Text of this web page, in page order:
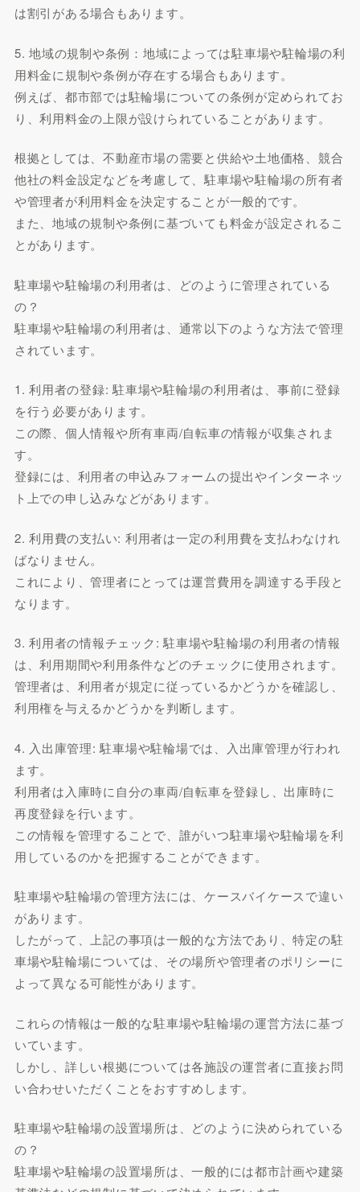
は割引がある場合もあります。
5. 地域の規制や条例：地域によっては駐車場や駐輪場の利
用料金に規制や条例が存在する場合もあります。
例えば、都市部では駐輪場についての条例が定められてお
り、利用料金の上限が設けられていることがあります。
根拠としては、不動産市場の需要と供給や土地価格、競合
他社の料金設定などを考慮して、駐車場や駐輪場の所有者
や管理者が利用料金を決定することが一般的です。
また、地域の規制や条例に基づいても料金が設定されるこ
とがあります。
駐車場や駐輪場の利用者は、どのように管理されている
の？
駐車場や駐輪場の利用者は、通常以下のような方法で管理
されています。
1. 利用者の登録: 駐車場や駐輪場の利用者は、事前に登録
を行う必要があります。
この際、個人情報や所有車両/自転車の情報が収集されま
す。
登録には、利用者の申込みフォームの提出やインターネッ
ト上での申し込みなどがあります。
2. 利用費の支払い: 利用者は一定の利用費を支払わなけれ
ばなりません。
これにより、管理者にとっては運営費用を調達する手段と
なります。
3. 利用者の情報チェック: 駐車場や駐輪場の利用者の情報
は、利用期間や利用条件などのチェックに使用されます。
管理者は、利用者が規定に従っているかどうかを確認し、
利用権を与えるかどうかを判断します。
4. 入出庫管理: 駐車場や駐輪場では、入出庫管理が行われ
ます。
利用者は入庫時に自分の車両/自転車を登録し、出庫時に
再度登録を行います。
この情報を管理することで、誰がいつ駐車場や駐輪場を利
用しているのかを把握することができます。
駐車場や駐輪場の管理方法には、ケースバイケースで違い
があります。
したがって、上記の事項は一般的な方法であり、特定の駐
車場や駐輪場については、その場所や管理者のポリシーに
よって異なる可能性があります。
これらの情報は一般的な駐車場や駐輪場の運営方法に基づ
いています。
しかし、詳しい根拠については各施設の運営者に直接お問
い合わせいただくことをおすすめします。
駐車場や駐輪場の設置場所は、どのように決められている
の？
駐車場や駐輪場の設置場所は、一般的には都市計画や建築